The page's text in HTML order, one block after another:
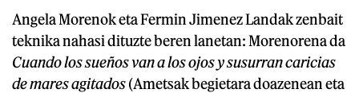
Angela Morenok eta Fermin Jimenez Landak zenbait
teknika nahasi dituzte beren lanetan: Morenorena da
Cuando los sueños van a los ojos y susurran caricias
de mares agitados(Ametsak begietara doazenean eta